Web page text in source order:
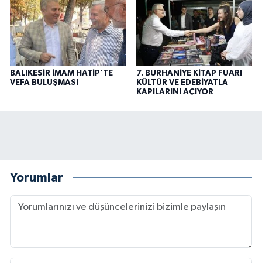
BALIKESİR İMAM HATİP'TE
VEFA BULUŞMASI
7. BURHANİYE KİTAP FUARI
KÜLTÜR VE EDEBİYATLA
KAPILARINI AÇIYOR
Yorumlar